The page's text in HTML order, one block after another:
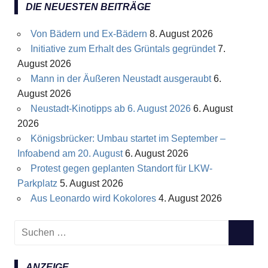
DIE NEUESTEN BEITRÄGE
Von Bädern und Ex-Bädern 8. August 2026
Initiative zum Erhalt des Grüntals gegründet 7.
August 2026
Mann in der Äußeren Neustadt ausgeraubt 6.
August 2026
Neustadt-Kinotipps ab 6. August 2026 6. August
2026
Königsbrücker: Umbau startet im September –
Infoabend am 20. August 6. August 2026
Protest gegen geplanten Standort für LKW-
Parkplatz 5. August 2026
Aus Leonardo wird Kokolores 4. August 2026
c